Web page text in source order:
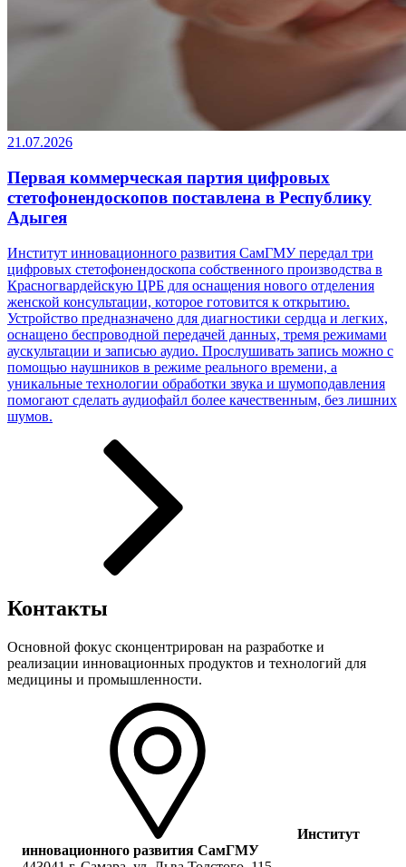
21.07.2026
Первая коммерческая партия цифровых
стетофонендоскопов поставлена в Республику
Адыгея
Институт инновационного развития СамГМУ передал три
цифровых стетофонендоскопа собственного производства в
Красногвардейскую ЦРБ для оснащения нового отделения
женской консультации, которое готовится к открытию.
Устройство предназначено для диагностики сердца и легких,
оснащено беспроводной передачей данных, тремя режимами
аускультации и записью аудио. Прослушивать запись можно с
помощью наушников в режиме реального времени, а
уникальные технологии обработки звука и шумоподавления
помогают сделать аудиофайл более качественным, без лишних
шумов.
Контакты
Основной фокус сконцентрирован на разработке и
реализации инновационных продуктов и технологий для
медицины и промышленности.
Институт
инновационного развития СамГМУ